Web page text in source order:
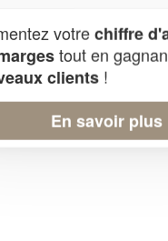
votrechiffre
tout en
clients !
En savoir plus